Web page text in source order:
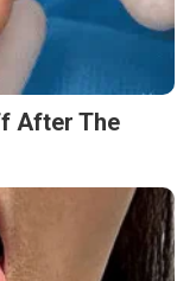
After The